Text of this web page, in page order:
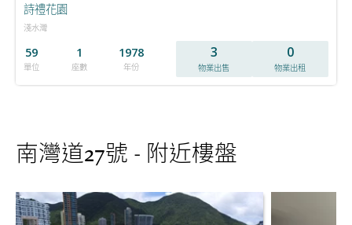
詩禮花園
淺水灣
59
單位
1
座數
1978
年份
3
物業出售
0
物業出租
南灣道27號 - 附近樓盤